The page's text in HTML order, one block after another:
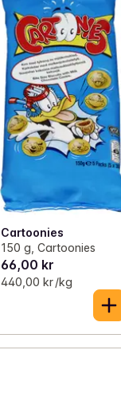
Cartoonies
150 g, Cartoonies
66,00 kr
440,00 kr /kg